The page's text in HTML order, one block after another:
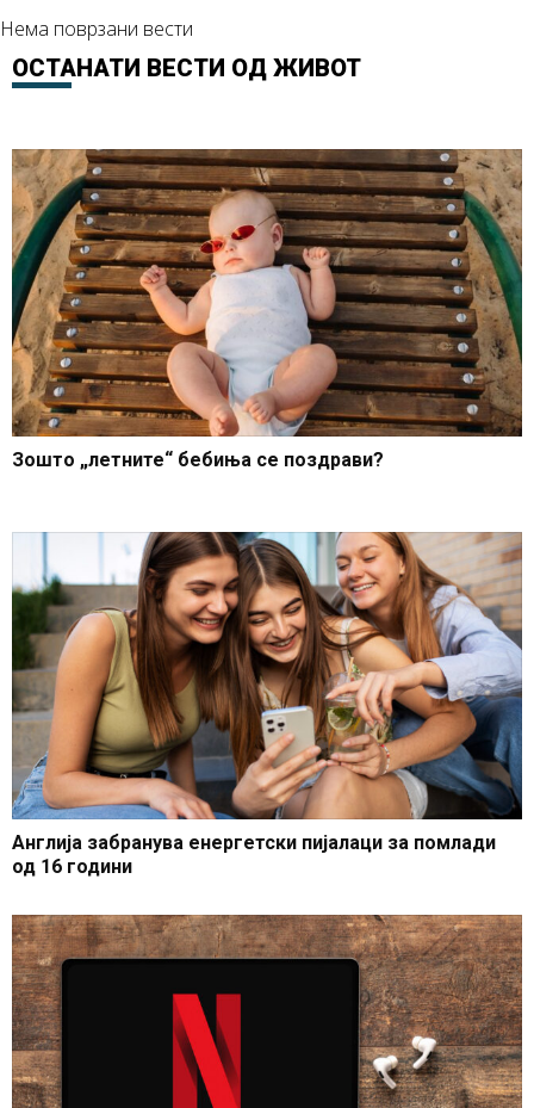
Нема поврзани вести
ОСТАНАТИ ВЕСТИ ОД ЖИВОТ
Зошто „летните“ бебиња се поздрави?
Англија забранува енергетски пијалаци за помлади
од 16 години